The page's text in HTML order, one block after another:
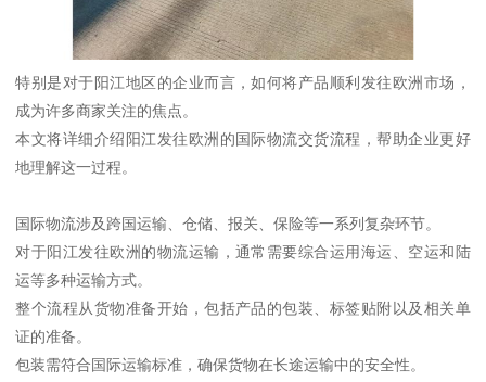
特别是对于阳江地区的企业而言，如何将产品顺利发往欧洲市场，
成为许多商家关注的焦点。
本文将详细介绍阳江发往欧洲的国际物流交货流程，帮助企业更好
地理解这一过程。
国际物流涉及跨国运输、仓储、报关、保险等一系列复杂环节。
对于阳江发往欧洲的物流运输，通常需要综合运用海运、空运和陆
运等多种运输方式。
整个流程从货物准备开始，包括产品的包装、标签贴附以及相关单
证的准备。
包装需符合国际运输标准，确保货物在长途运输中的安全性。